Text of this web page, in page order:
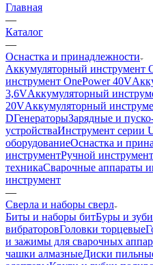
Главная
—
Каталог
—
Оснастка и принадлежности
Аккумуляторный инструмент
инструмент OnePower 40V
3,6VАккумуляторный
20VАккумуляторный
DГенераторыЗарядные и
устройстваИнструмент серии
оборудованиеОснастка и
инструментРучной инструмент
техникаСварочные аппараты
инструмент
—
Сверла и наборы сверл
Биты и наборы битБуры и
вибраторовГоловки торцевые
и зажимы для сварочных
чашки алмазныеДиски